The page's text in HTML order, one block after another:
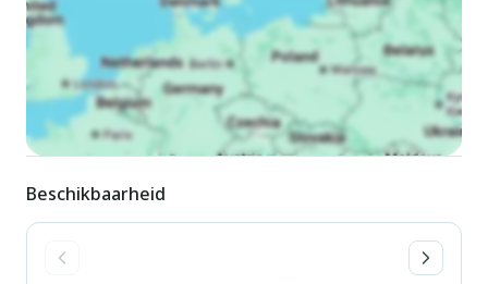
Trento 82 km. Bekende skigebieden kunnen gemakkelijk
worden bereikt: Pera di Fassa: Vajolet (Catinaccio) 300 m,
Pozza di Fassa: Buffaure (Sella Ronda) 2.2 km, Campitello:
Col Rodella (Sella Ronda) 6.8 km. De eigenaar woont in
hetzelfde huis.
Beschikbaarheid